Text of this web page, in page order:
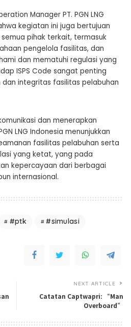
Manager PT. PGN LNG
kegiatan ini juga bertujuan
pihak terkait, termasuk
pengelola fasilitas, dan
dan mematuhi regulasi yang
ISPS Code sangat penting
integritas fasilitas pelabuhan
dan menerapkan
LNG Indonesia menunjukkan
fasilitas pelabuhan serta
yang ketat, yang pada
kepercayaan dari berbagai
internasional.
#ptk #simulasi
NEXT ARTICLE
Catatan Captwapri: “Man
Overboard”